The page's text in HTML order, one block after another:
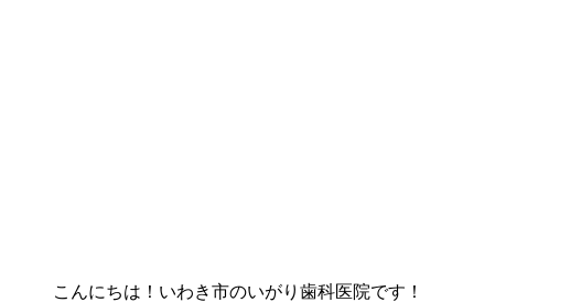
こんにちは！いわき市のいがり歯科医院です！